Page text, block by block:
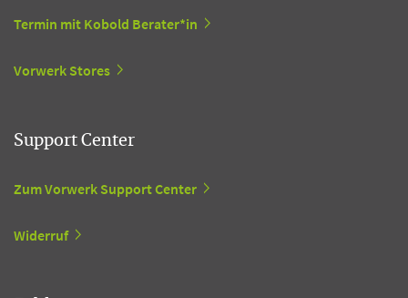
Termin mit Kobold Berater*in
Vorwerk Stores
Support Center
Zum Vorwerk Support Center
Widerruf